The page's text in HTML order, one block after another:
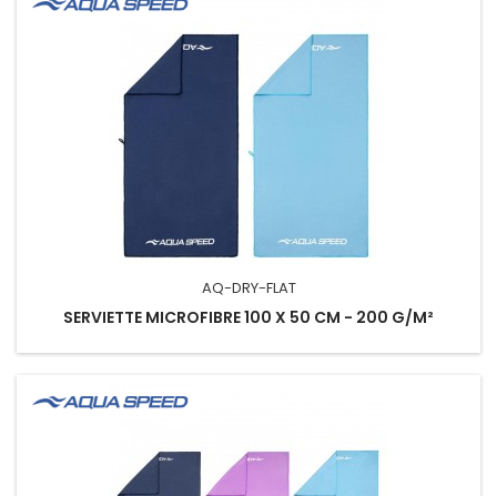
AQ-DRY-FLAT
SERVIETTE MICROFIBRE 100 X 50 CM - 200 G/M²